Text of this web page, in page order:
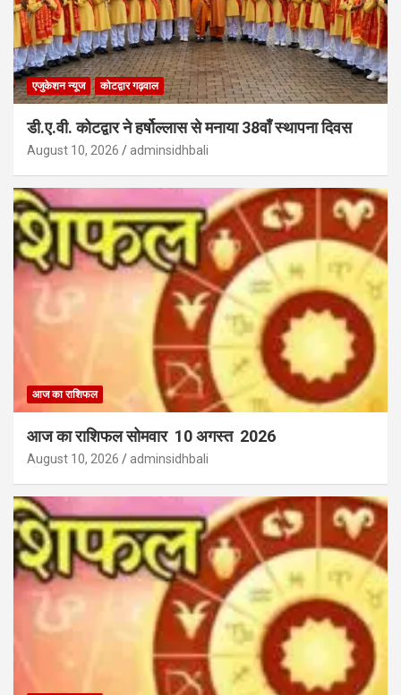
एजुकेशन न्‍यूज कोटद्वार गढ़वाल
डी.ए.वी. कोटद्वार ने हर्षोल्लास से मनाया 38वाँ स्थापना दिवस
August 10, 2026 adminsidhbali
आज का राशिफल
आज का राशिफल सोमवार 10 अगस्त 2026
August 10, 2026 adminsidhbali